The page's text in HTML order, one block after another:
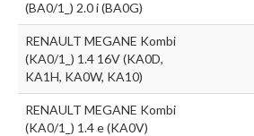
(BA0/1_) 2.0 i (BA0G)
RENAULT MEGANE Kombi
(KA0/1_) 1.4 16V (KA0D,
KA1H, KA0W, KA10)
RENAULT MEGANE Kombi
(KA0/1_) 1.4 e (KA0V)